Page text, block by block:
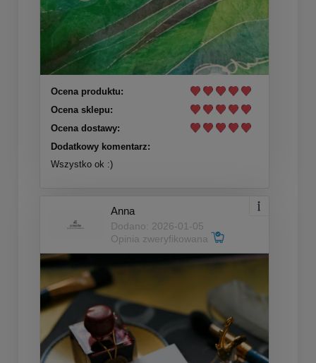
Ocena produktu:
Ocena sklepu:
Ocena dostawy:
Dodatkowy komentarz:
Wszystko ok :)
Anna
Dodano: 2026-01-05
Opinia zweryfikowana